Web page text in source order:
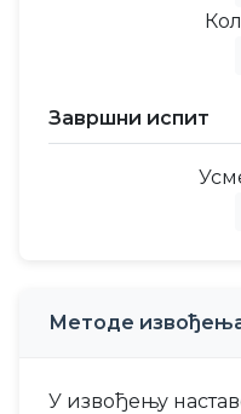
Завршни испит
Методе
У извођењу